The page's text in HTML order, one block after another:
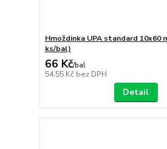
Hmoždinka UPA standard 10x60
ks/bal)
66 Kč/bal
54,55 Kč bez DPH
Detail